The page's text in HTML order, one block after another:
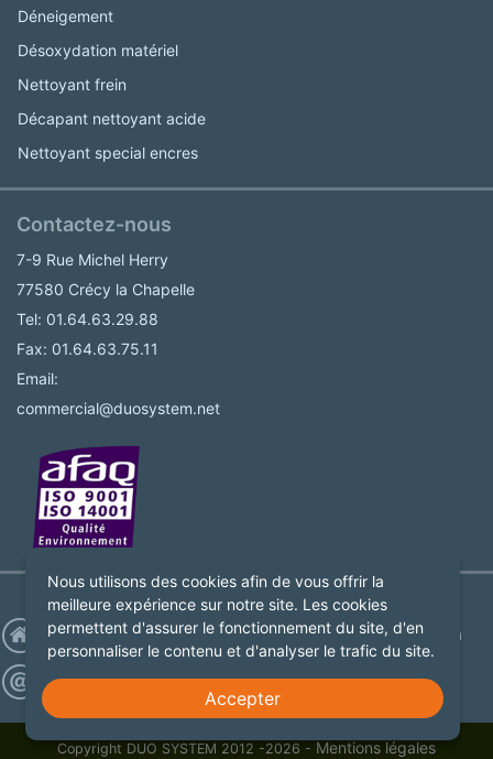
Déneigement
Désoxydation matériel
Nettoyant frein
Décapant nettoyant acide
Nettoyant special encres
Contactez-nous
7-9 Rue Michel Herry
77580 Crécy la Chapelle
Tel: 01.64.63.29.88
Fax: 01.64.63.75.11
Email:
commercial@duosystem.net
Accueil Facebook Youtube Linkedin
Contact
Copyright DUO SYSTEM 2012 -2026 - Mentions légales
Nous utilisons des cookies afin de vous offrir la
meilleure expérience sur notre site. Les cookies
permettent d'assurer le fonctionnement du site, d'en
personnaliser le contenu et d'analyser le trafic du site.
Accepter